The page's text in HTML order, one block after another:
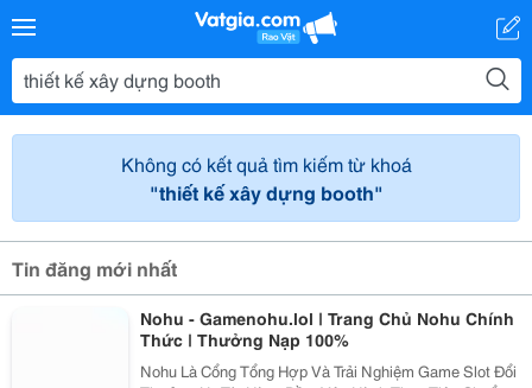
Không có kết quả tìm kiếm từ khoá
"thiết kế xây dựng booth"
Tin đăng mới nhất
Nohu - Gamenohu.lol | Trang Chủ Nohu Chính
Thức | Thưởng Nạp 100%
Nohu Là Cổng Tổng Hợp Và Trải Nghiệm Game Slot Đổi